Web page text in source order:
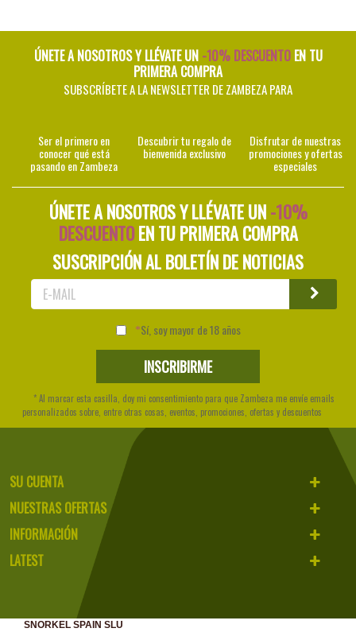
ÚNETE A NOSOTROS Y LLÉVATE UN -10% DESCUENTOEN TU
PRIMERA COMPRA
SUBSCRÍBETE A LA NEWSLETTER DE ZAMBEZA PARA
Ser el primero en
conocer qué está
pasando en Zambeza
Descubrir tu regalo de
bienvenida exclusivo
Disfrutar de nuestras
promociones y ofertas
especiales
ÚNETE A NOSOTROS Y LLÉVATE UN-10%
DESCUENTOEN TU PRIMERA COMPRA
SUSCRIPCIÓN AL BOLETÍN DE NOTICIAS
Sí, soy mayor de 18 años
* Al marcar esta casilla, doy mi consentimiento para que Zambeza me envíe emails
personalizados sobre, entre otras cosas, eventos, promociones, ofertas y descuentos
SU CUENTA
NUESTRAS OFERTAS
INFORMACIÓN
LATEST
SNORKEL SPAIN SLU